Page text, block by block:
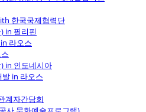
한국국제협력단
in 필리핀
라오스
in 인도네시아
in 라오스
계자간담회